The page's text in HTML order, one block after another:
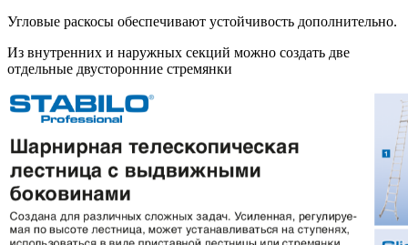
Угловые раскосы обеспечивают устойчивость дополнительно.
Из внутренних и наружных секций можно создать две
отдельные двусторонние стремянки